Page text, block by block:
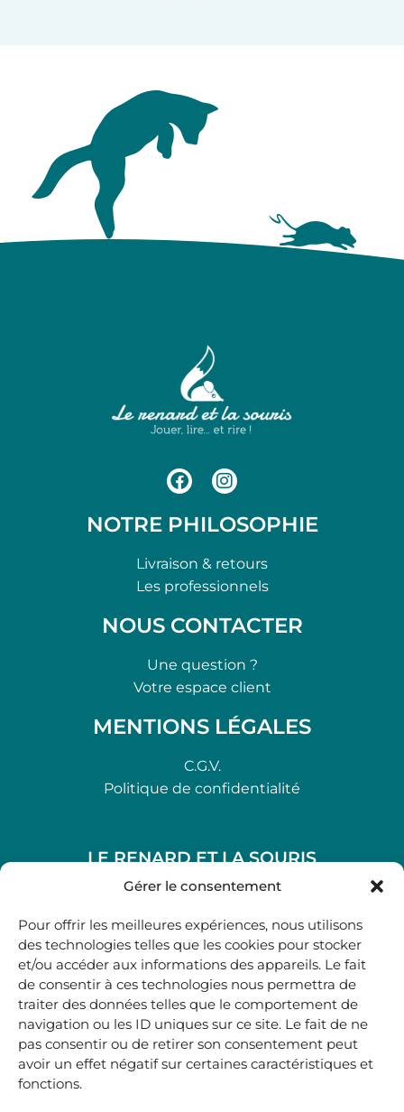
Gérer le consentement
Pour offrir les meilleures expériences, nous utilisons
des technologies telles que les cookies pour stocker
et/ou accéder aux informations des appareils. Le fait
de consentir à ces technologies nous permettra de
traiter des données telles que le comportement de
navigation ou les ID uniques sur ce site. Le fait de ne
pas consentir ou de retirer son consentement peut
avoir un effet négatif sur certaines caractéristiques et
fonctions.
NOTRE PHILOSOPHIE
Livraison & retours
Les professionnels
NOUS CONTACTER
Une question ?
Votre espace client
MENTIONS LÉGALES
C.G.V.
Politique de confidentialité
LE RENARD ET LA SOURIS
48, rue Maubec 33210 LANGON
05 40 41 37 18
.
MARDI AU SAMEDI
10H00-12H45 | 14H00 -19H00
boutique@lerenardetlasouris.com